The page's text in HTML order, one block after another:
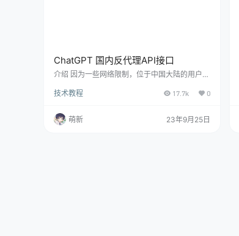
ChatGPT 国内反代理API接口
介绍 因为一些网络限制，位于中国大陆的用户无
的服务器上运行，将无法直接运行 ChatGPT。
代理，以便连接 OpenAI 接口 教程 1.选择服务器
和宝塔控制面板 本次演示服务器由尊狐云提供
技术教程 17.7k 0
萌新 23年9月25日